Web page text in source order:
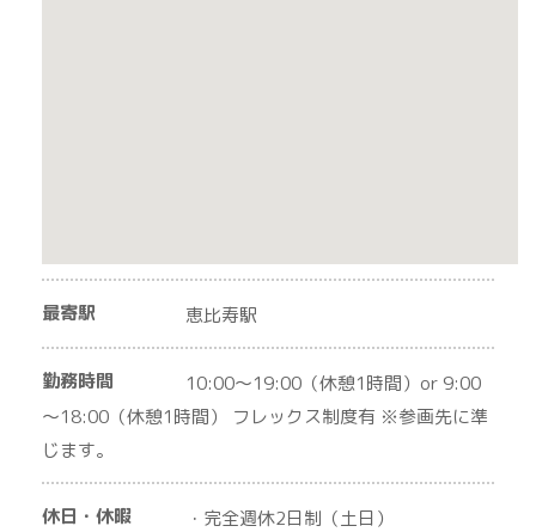
最寄駅 恵比寿駅
勤務時間
10:00～19:00（休憩1時間）or 9:00
～18:00（休憩1時間） フレックス制度有 ※参画先に準
じます。
休日・休暇
・完全週休2日制（土日）